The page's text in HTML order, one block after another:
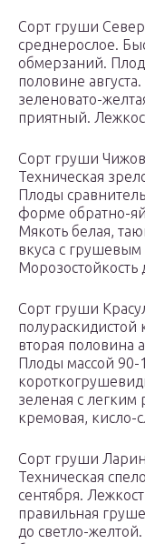
Сорт груши
среднерослое.
обмерзаний.
половине
зеленовато-
приятный.
Сорт груши
Техническая
Плоды
форме обратно-
Мякоть белая,
вкуса с
Морозостойкость
Сорт груши
полураскидистой
вторая половина
Плоды массой 90-
зеленая с
кремовая, кисло-
Сорт груши
Техническая
сентября.
правильная
до светло-